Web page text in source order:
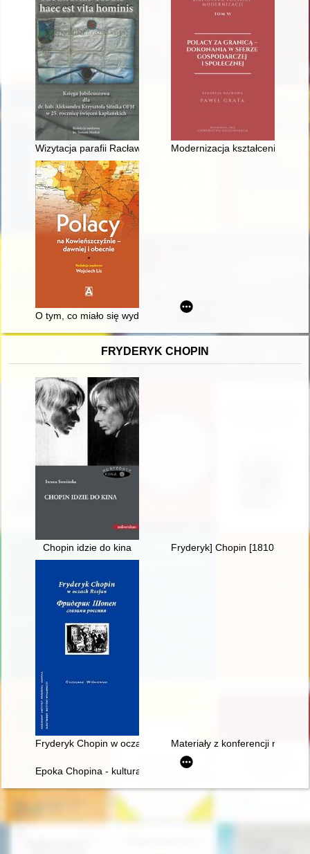
Wizytacja parafii Racławice z 1931 rokuModernizacja kształcenia
O tym, co miało się wydarzyć i co się wydarzyło w Kownie w
FRYDERYK CHOPIN
Chopin idzie do kina Fryderyk] Chopin [1810-1849]
Fryderyk Chopin w oczach Rosjan. Antologia. Friderik źopen
Materiały z konferencji
Epoka Chopina - kultura romantyczna we Francji i w Polsce